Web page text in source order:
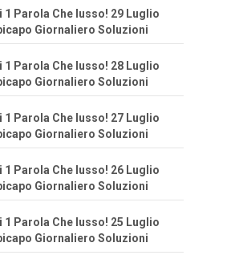
1 Parola Che lusso! 29 Luglio
Giornaliero Soluzioni
1 Parola Che lusso! 28 Luglio
Giornaliero Soluzioni
1 Parola Che lusso! 27 Luglio
Giornaliero Soluzioni
1 Parola Che lusso! 26 Luglio
Giornaliero Soluzioni
1 Parola Che lusso! 25 Luglio
Giornaliero Soluzioni